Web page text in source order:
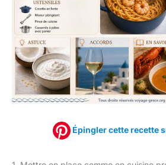
Épingler cette recette